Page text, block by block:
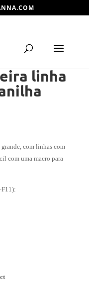
linha
com linhas com
com uma macro para